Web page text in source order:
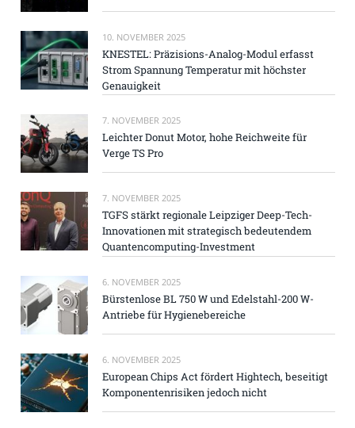
10. NOVEMBER 2025
KNESTEL: Präzisions-Analog-Modul erfasst
Strom Spannung Temperatur mit höchster
Genauigkeit
7. NOVEMBER 2025
Leichter Donut Motor, hohe Reichweite für
Verge TS Pro
7. NOVEMBER 2025
TGFS stärkt regionale Leipziger Deep-Tech-
Innovationen mit strategisch bedeutendem
Quantencomputing-Investment
6. NOVEMBER 2025
Bürstenlose BL 750 W und Edelstahl-200 W-
Antriebe für Hygienebereiche
6. NOVEMBER 2025
European Chips Act fördert Hightech, beseitigt
Komponentenrisiken jedoch nicht